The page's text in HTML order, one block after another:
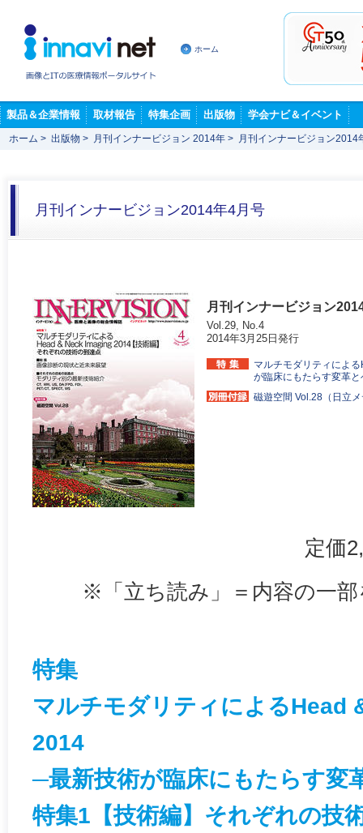
ホーム
製品＆企業情報 取材報告 特集企画 出版物 学会ナビ＆イベント
ホーム > 出版物 > 月刊インナービジョン 2014年 > 月刊インナービジョン2014
月刊インナービジョン2014年4月号
月刊インナービジョン
Vol.29, No.4
2014年3月25日発行
マルチモダリティによ
が臨床にもたらす変革
磁遊空間 Vol.28（日立
定価
※「立ち読み」＝内容の一
特集
マルチモダリティによるHead
2014
─最新技術が臨床にもたらす変
特集1【技術編】それぞれの技